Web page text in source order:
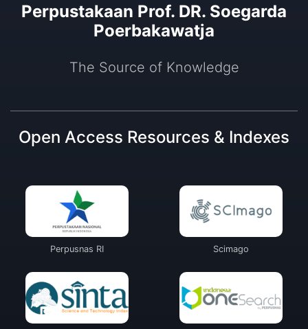
Perpustakaan Prof. DR. Soegarda
Poerbakawatja
The Source of Knowledge
Open Access Resources & Indexes
Perpusnas RI Scimago